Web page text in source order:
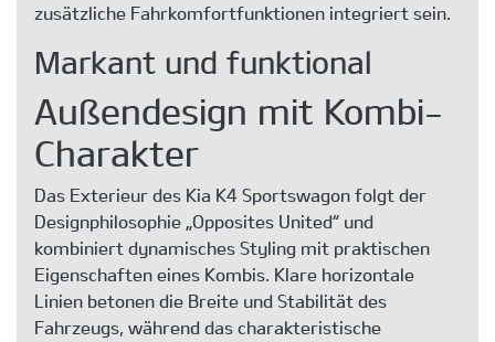
zusätzliche Fahrkomfortfunktionen integriert sein.
Markant und funktional
Außendesign mit Kombi-
Charakter
Das Exterieur des Kia K4 Sportswagon folgt der
Designphilosophie „Opposites United“ und
kombiniert dynamisches Styling mit praktischen
Eigenschaften eines Kombis. Klare horizontale
Linien betonen die Breite und Stabilität des
Fahrzeugs, während das charakteristische